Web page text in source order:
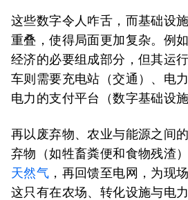
这些数字令人咋舌，而基础设
重叠，使得局面更加复杂。例
经济的必要组成部分，但其运
车则需要充电站（交通）、电
电力的支付平台（数字基础设施
再以废弃物、农业与能源之间
弃物（如牲畜粪便和食物残渣
天然气 ，再回馈至电网，为现
这只有在农场、转化设施与电